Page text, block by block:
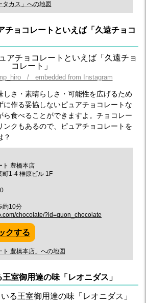
タカス」への地図
チョコレートといえば「久遠チョコ
/ embedded from Instagram
しさ・素晴らしさ・可能性を広げるため
に作る妥協しないピュアチョコレートな
ら食べることができますよ。チョコレー
ンクもあるので、ピュアチョコレートを
？
ト 豊橋本店
町1-4 榊原ビル 1F
約10分
chocolate/?id=quon_chocolate
クする
ト 豊橋本店」への地図
室御用達の味「レオニダス」